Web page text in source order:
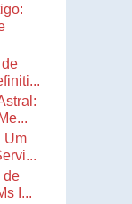
Um
de
I...